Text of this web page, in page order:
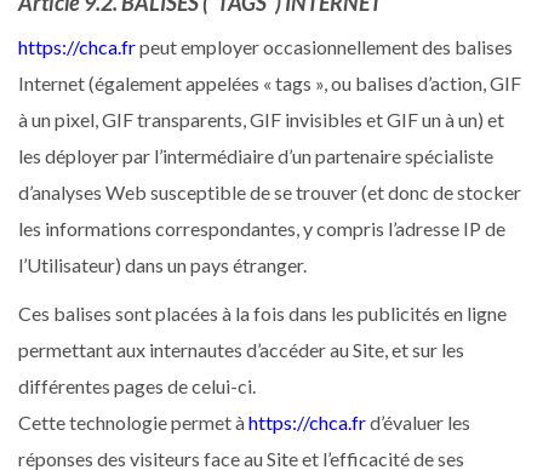
https://chca.frpeut employer occasionnellement des balises
Internet (également appelées « tags », ou balises d’action, GIF
à un pixel, GIF transparents, GIF invisibles et GIF un à un) et
les déployer par l’intermédiaire d’un partenaire spécialiste
d’analyses Web susceptible de se trouver (et donc de stocker
les informations correspondantes, y compris l’adresse IP de
l’Utilisateur) dans un pays étranger.
Ces balises sont placées à la fois dans les publicités en ligne
permettant aux internautes d’accéder au Site, et sur les
différentes pages de celui-ci.
Cette technologie permet àhttps://chca.frd’évaluer les
réponses des visiteurs face au Site et l’efficacité de ses